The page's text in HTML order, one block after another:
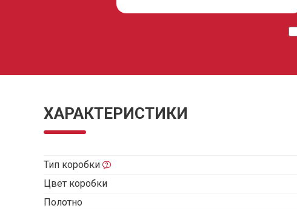
ХАРАКТЕРИСТИКИ
Тип коробки
Цвет коробки
Полотно